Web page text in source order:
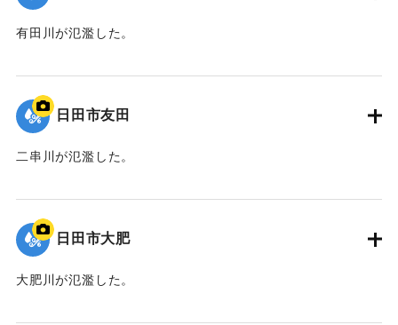
有田川が氾濫した。
｜固有コード:01203038
日田市友田
二串川が氾濫した。
｜固有コード:01203037
日田市大肥
大肥川が氾濫した。
｜固有コード:01203035